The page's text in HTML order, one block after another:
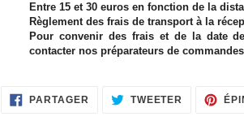
panierEntre 15 et 30 euros en fonction de la
Règlement des frais de transport à la
Pour convenir des frais et de la date
contacter nos préparateurs de commandes
PARTAGER PARTAGER
SUR
TWEETER TWEETER
SUR